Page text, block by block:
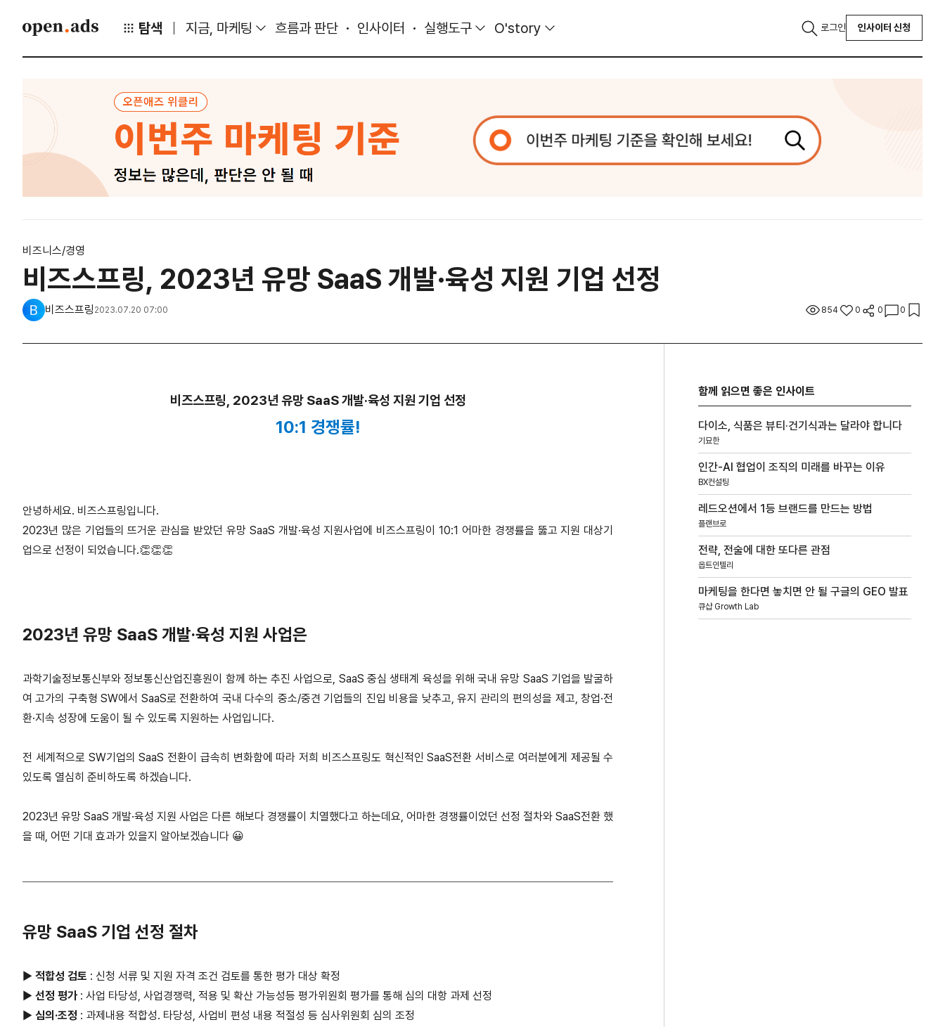
탐색 지금, 마케팅 흐름과 판단 인사이터 실행도구 O'story 로그인 인사이터 신청
비즈니스/경영
비즈스프링, 2023년 유망 SaaS 개발·육성 지원 기업 선정
비즈스프링 2023.07.20 07:00 854 0 0 0
비즈스프링, 2023년 유망 SaaS 개발·육성 지원 기업 선정
10:1 경쟁률!
안녕하세요. 비즈스프링입니다.
2023년 많은 기업들의 뜨거운 관심을 받았던 유망 SaaS 개발·육성 지원사업에 비즈스프링이 10:1 어마한 경쟁률을 뚫고 지원 대상기
업으로 선정이 되었습니다.👏👏👏
2023년 유망 SaaS 개발·육성 지원 사업은
과학기술정보통신부와 정보통신산업진흥원이 함께 하는 추진 사업으로, SaaS 중심 생태계 육성을 위해 국내 유망 SaaS 기업을 발굴하
여 고가의 구축형 SW에서 SaaS로 전환하여 국내 다수의 중소/중견 기업들의 진입 비용을 낮추고, 유지 관리의 편의성을 제고, 창업·전
환·지속 성장에 도움이 될 수 있도록 지원하는 사업입니다.
전 세계적으로 SW기업의 SaaS 전환이 급속히 변화함에 따라 저희 비즈스프링도 혁신적인 SaaS전환 서비스로 여러분에게 제공될 수
있도록 열심히 준비하도록 하겠습니다.
2023년 유망 SaaS 개발·육성 지원 사업은 다른 해보다 경쟁률이 치열했다고 하는데요, 어마한 경쟁률이었던 선정 절차와 SaaS전환 했
을 때, 어떤 기대 효과가 있을지 알아보겠습니다 😀
유망 SaaS 기업 선정 절차
▶ 적합성 검토 : 신청 서류 및 지원 자격 조건 검토를 통한 평가 대상 확정
▶ 선정 평가 : 사업 타당성, 사업경쟁력, 적용 및 확산 가능성등 평가위원회 평가를 통해 심의 대항 과제 선정
▶ 심의·조정 : 과제내용 적합성. 타당성, 사업비 편성 내용 적절성 등 심사위원회 심의 조정
함께 읽으면 좋은 인사이트
다이소, 식품은 뷰티·건기식과는 달라야 합니다
기묘한
인간-AI 협업이 조직의 미래를 바꾸는 이유
BX컨설팅
레드오션에서 1등 브랜드를 만드는 방법
플랜브로
전략, 전술에 대한 또다른 관점
옵트인텔리
마케팅을 한다면 놓치면 안 될 구글의 GEO 발표
큐샵 Growth Lab